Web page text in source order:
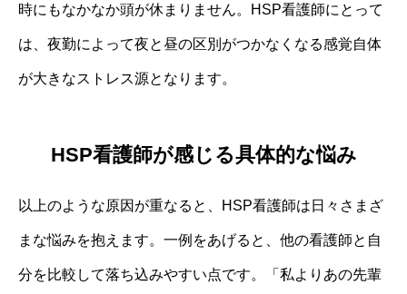
時にもなかなか頭が休まりません。HSP看護師にとって
は、夜勤によって夜と昼の区別がつかなくなる感覚自体
が大きなストレス源となります。
HSP看護師が感じる具体的な悩み
以上のような原因が重なると、HSP看護師は日々さまざ
まな悩みを抱えます。一例をあげると、他の看護師と自
分を比較して落ち込みやすい点です。「私よりあの先輩